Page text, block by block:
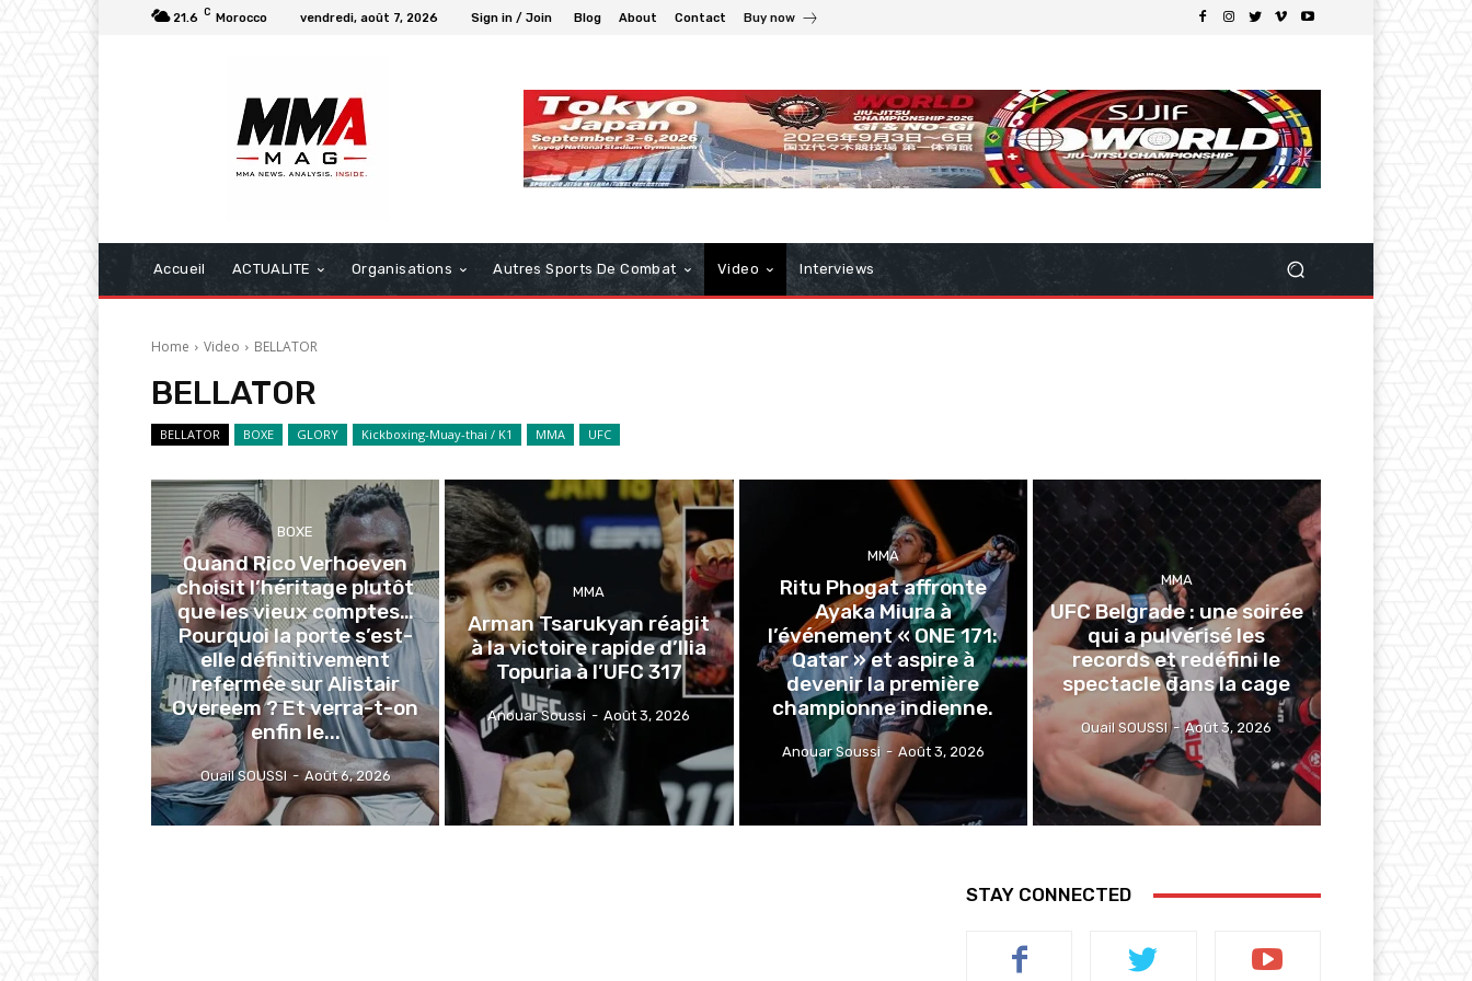
21.6 C Morocco vendredi, août 7, 2026 Sign in / Join Blog About Contact Buy now
Accueil ACTUALITE Organisations Autres Sports De Combat Video Interviews
Home Video BELLATOR
BELLATOR
BELLATOR BOXE GLORY Kickboxing-Muay-thai / K1 MMA UFC
BOXE
Quand Rico Verhoeven
choisit l’héritage plutôt
que les vieux comptes…
Pourquoi la porte s’est-
elle définitivement
refermée sur Alistair
Overeem ? Et verra-t-on
enfin le...
Ouail SOUSSI - Août 6, 2026
MMA
Arman Tsarukyan réagit
à la victoire rapide d’Ilia
Topuria à l’UFC 317
Anouar Soussi - Août 3, 2026
MMA
Ritu Phogat affronte
Ayaka Miura à
l’événement « ONE 171:
Qatar » et aspire à
devenir la première
championne indienne.
Anouar Soussi - Août 3, 2026
MMA
UFC Belgrade : une soirée
qui a pulvérisé les
records et redéfini le
spectacle dans la cage
Ouail SOUSSI - Août 3, 2026
STAY CONNECTED